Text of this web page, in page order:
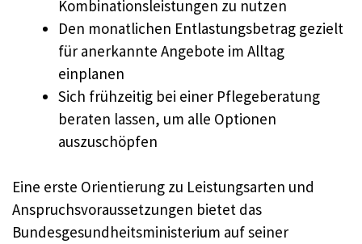
Kombinationsleistungen zu nutzen
Den monatlichen Entlastungsbetrag gezielt
für anerkannte Angebote im Alltag
einplanen
Sich frühzeitig bei einer Pflegeberatung
beraten lassen, um alle Optionen
auszuschöpfen
Eine erste Orientierung zu Leistungsarten und
Anspruchsvoraussetzungen bietet das
Bundesgesundheitsministerium auf seiner